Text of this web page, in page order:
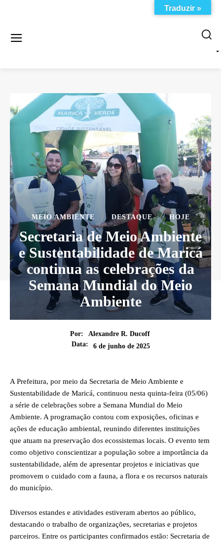
MEIO AMBIENTE DESTAQUE HOJE
Secretaria de Meio Ambiente
e Sustentabilidade de Maricá
continua as celebrações da
Semana Mundial do Meio
Ambiente
Por:
Alexandre R. Ducoff
Data:
6 de junho de 2025
A Prefeitura, por meio da Secretaria de Meio Ambiente e
Sustentabilidade de Maricá, continuou nesta quinta-feira (05/06)
a série de celebrações sobre a Semana Mundial do Meio
Ambiente. A programação contou com exposições, oficinas e
ações de educação ambiental, reunindo diferentes instituições
que atuam na preservação dos ecossistemas locais. O evento tem
como objetivo conscientizar a população sobre a importância da
sustentabilidade, além de apresentar projetos e iniciativas que
promovem o cuidado com a fauna, a flora e os recursos naturais
do município.
Diversos estandes e atividades estiveram abertos ao público,
destacando o trabalho de organizações, secretarias e projetos
parceiros. Entre os participantes confirmados estão: Secretaria de
Traduzir »